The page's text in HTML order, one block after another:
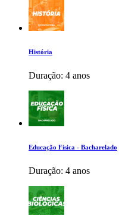
História
Duração: 4 anos
Educação Física - Bacharelado
Duração: 4 anos